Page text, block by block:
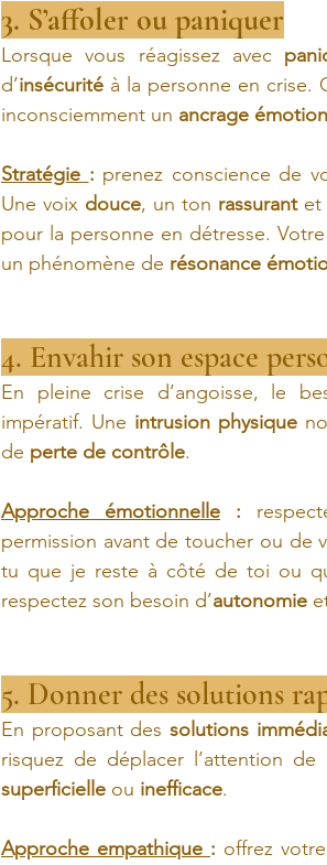
3. S’affoler ou paniquer
Lorsque vous réagissez avec
d’insécurité à la personne en crise.
inconsciemment un ancrage
Stratégie : prenez conscience de
Une voix douce, un ton rassurant et
pour la personne en détresse.
un phénomène de résonance
4. Envahir son espace
En pleine crise d’angoisse, le
impératif. Une intrusion physique
de perte de contrôle.
Approche émotionnelle :
permission avant de toucher ou de
tu que je reste à côté de toi ou
respectez son besoin d’autonomie
5. Donner des solutions
En proposant des solutions
superficielle ou inefficace.
Approche empathique : offrez votre